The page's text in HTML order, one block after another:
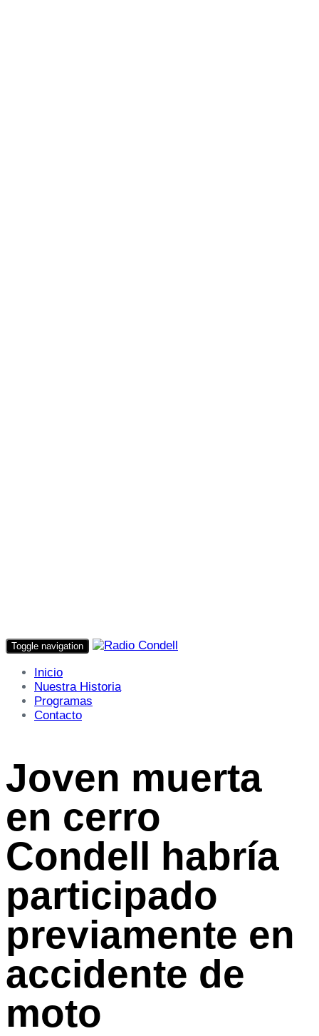
Toggle navigation
Inicio
Nuestra Historia
Programas
Contacto
Joven muerta
en cerro
Condell habría
participado
previamente en
accidente de
moto